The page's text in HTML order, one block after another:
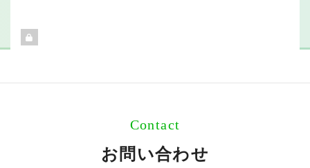
Contact
お問い合わせ